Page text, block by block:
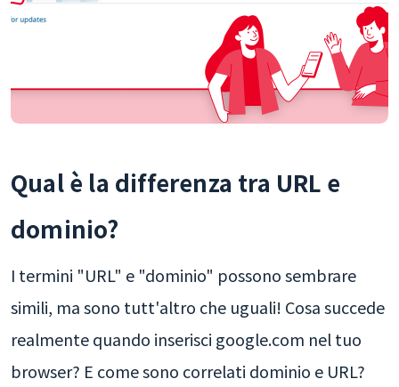
Qual è la differenza tra URL e
dominio?
I termini "URL" e "dominio" possono sembrare
simili, ma sono tutt'altro che uguali! Cosa succede
realmente quando inserisci google.com nel tuo
browser? E come sono correlati dominio e URL?